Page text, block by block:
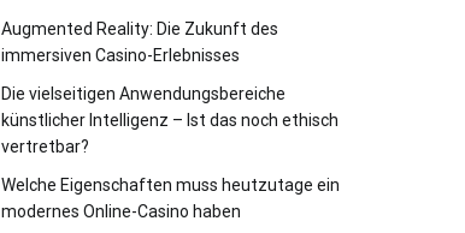
Augmented Reality: Die Zukunft des
immersiven Casino-Erlebnisses
Die vielseitigen Anwendungsbereiche
künstlicher Intelligenz – Ist das noch ethisch
vertretbar?
Welche Eigenschaften muss heutzutage ein
modernes Online-Casino haben